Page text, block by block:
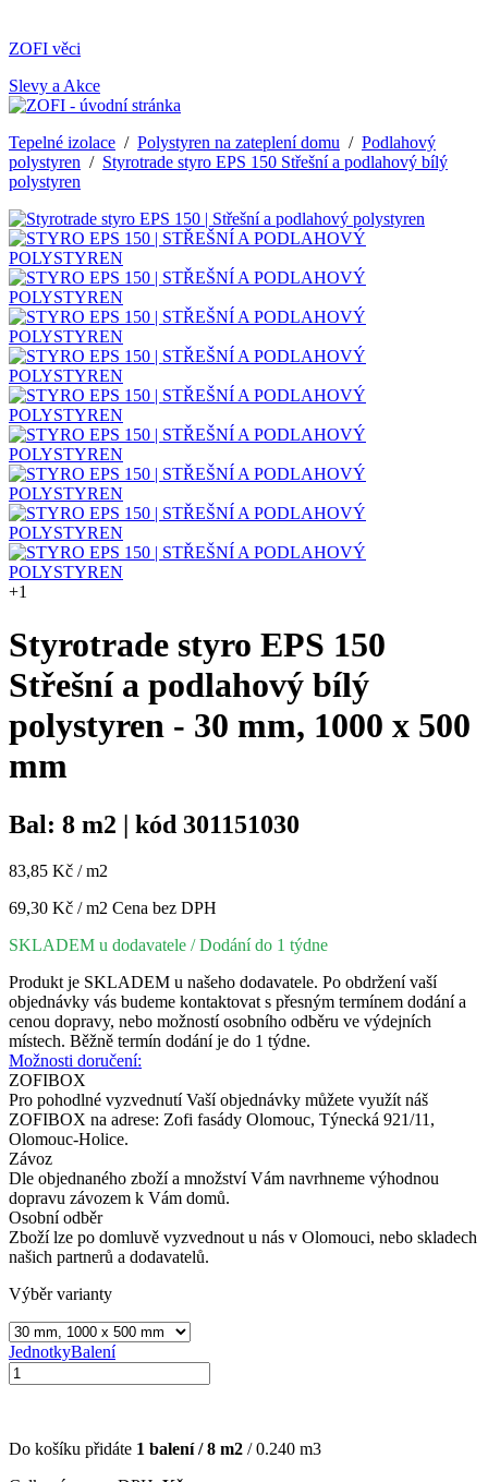
ZOFI věci
Slevy a Akce
Tepelné izolace / Polystyren na zateplení domu / Podlahový
polystyren / Styrotrade styro EPS 150 Střešní a podlahový bílý
polystyren
+1
Styrotrade styro EPS 150
Střešní a podlahový bílý
polystyren - 30 mm, 1000 x 500
mm
Bal: 8 m2 | kód 301151030
83,85 Kč / m2
69,30 Kč / m2 Cena bez DPH
SKLADEM u dodavatele / Dodání do 1 týdne
Produkt je SKLADEM u našeho dodavatele. Po obdržení vaší
objednávky vás budeme kontaktovat s přesným termínem dodání a
cenou dopravy, nebo možností osobního odběru ve výdejních
místech. Běžně termín dodání je do 1 týdne.
Možnosti doručení:
ZOFIBOX
Pro pohodlné vyzvednutí Vaší objednávky můžete využít náš
ZOFIBOX na adrese: Zofi fasády Olomouc, Týnecká 921/11,
Olomouc-Holice.
Závoz
Dle objednaného zboží a množství Vám navrhneme výhodnou
dopravu závozem k Vám domů.
Osobní odběr
Zboží lze po domluvě vyzvednout u nás v Olomouci, nebo skladech
našich partnerů a dodavatelů.
Výběr varianty
JednotkyBalení
Do košíku přidáte 1 balení /8 m2 /0.240 m3